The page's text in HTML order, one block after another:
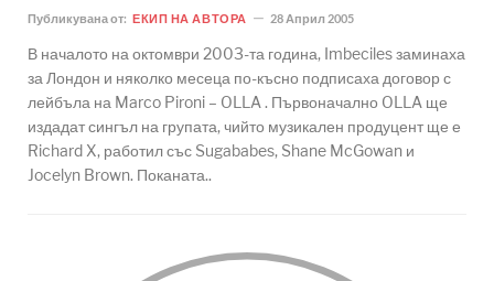
Публикувана от: ЕКИП НА АВТОРА 28 Април 2005
В началото на октомври 2003-та година, Imbeciles заминаха
за Лондон и няколко месеца по-късно подписаха договор с
лейбъла на Marco Pironi – OLLA . Първоначално OLLA ще
издадат сингъл на групата, чийто музикален продуцент ще е
Richard X, работил със Sugababes, Shane McGowan и
Jocelyn Brown. Поканата..